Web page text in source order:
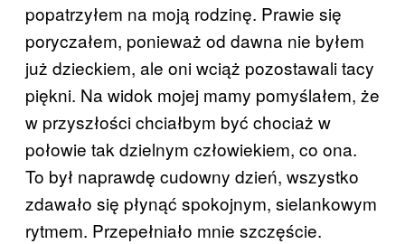
popatrzyłem na moją rodzinę. Prawie się
poryczałem, ponieważ od dawna nie byłem
już dzieckiem, ale oni wciąż pozostawali tacy
piękni. Na widok mojej mamy pomyślałem, że
w przyszłości chciałbym być chociaż w
połowie tak dzielnym człowiekiem, co ona.
To był naprawdę cudowny dzień, wszystko
zdawało się płynąć spokojnym, sielankowym
rytmem. Przepełniało mnie szczęście.